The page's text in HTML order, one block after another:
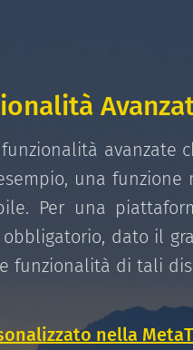
avanzate
una
Per una
dato il
funzionalità di tali
nella